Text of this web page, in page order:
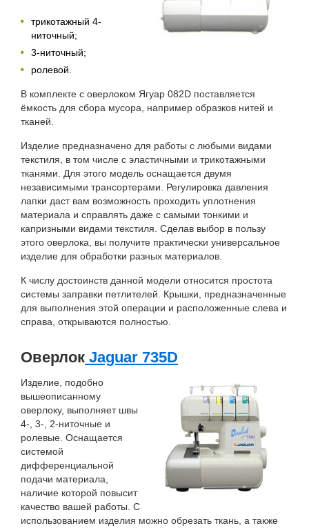
трикотажный 4-
ниточный;
3-ниточный;
ролевой.
В комплекте с оверлоком Ягуар 082D поставляется
ёмкость для сбора мусора, например образков нитей и
тканей.
Изделие предназначено для работы с любыми видами
текстиля, в том числе с эластичными и трикотажными
тканями. Для этого модель оснащается двумя
независимыми трансортерами. Регулировка давления
лапки даст вам возможность проходить уплотнения
материала и справлять даже с самыми тонкими и
капризными видами текстиля. Сделав выбор в пользу
этого оверлока, вы получите практически универсальное
изделие для обработки разных материалов.
К числу достоинств данной модели относится простота
системы заправки петлителей. Крышки, предназначенные
для выполнения этой операции и расположенные слева и
справа, открываются полностью.
Оверлок Jaguar 735D
Изделие, подобно
вышеописанному
оверлоку, выполняет швы
4-, 3-, 2-ниточные и
ролевые. Оснащается
системой
дифференциальной
подачи материала,
наличие которой повысит
качество вашей работы. С
использованием изделия можно обрезать ткань, а также